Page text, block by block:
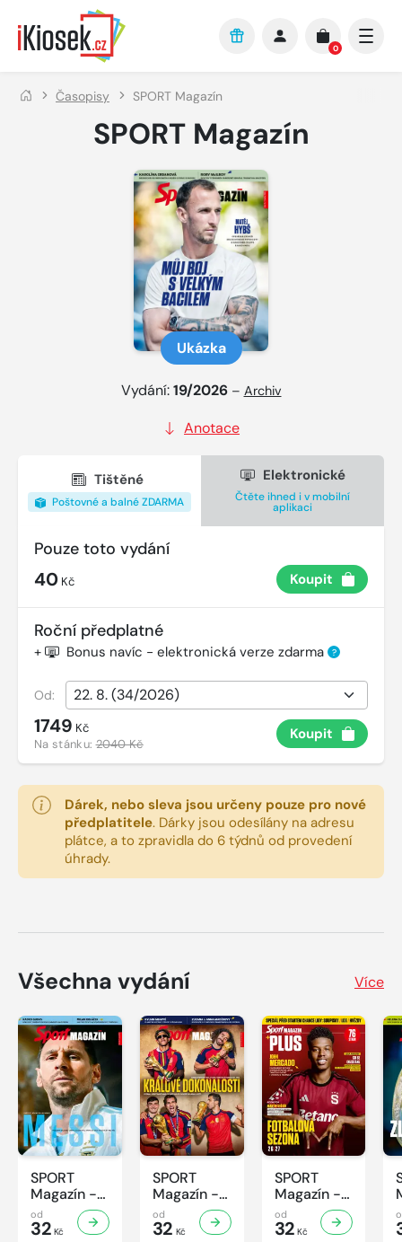
Přejít na hlavní obsah
0
Časopisy SPORT Magazín
SPORT Magazín
Ukázka
Vydání:19/2026 – Archiv
Anotace
Tištěné
Poštovné a balné ZDARMA
Elektronické
Čtěte ihned i v mobilní
aplikaci
Pouze toto vydání
40 Kč Koupit
Roční předplatné
+ Bonus navíc - elektronická verze zdarma ?
Od:
1749 Kč
Na stánku:2040 Kč
Koupit
Dárek, nebo sleva jsou určeny pouze pro nové
předplatitele. Dárky jsou odesílány na adresu
plátce, a to zpravidla do 6 týdnů od provedení
úhrady.
Všechna vydání Více
SPORT
Magazín -
32/2026
od
32 Kč
SPORT
Magazín -
31/2026
od
32 Kč
SPORT
Magazín -
30/2026
od
32 Kč